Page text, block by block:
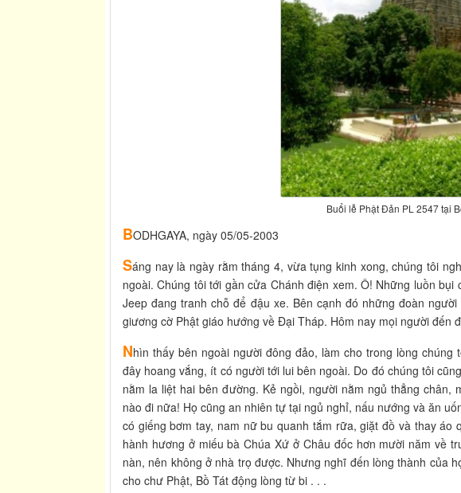
Buổi lễ Phật Đản PL 2547 tại
BODHGAYA, ngày 05/05-2003
Sáng nay là ngày rằm tháng 4, vừa tụng kinh xong, chúng tôi
ngoài. Chúng tôi tới gần cửa Chánh điện xem. Ô! Những luồn
Jeep đang tranh chỗ để đậu xe. Bên cạnh đó những đoàn
giương cờ Phật giáo hướng về Đại Tháp. Hôm nay mọi người đến
Nhìn thấy bên ngoài người đông đảo, làm cho trong lòng
đây hoang vắng, ít có người tới lui bên ngoài. Do đó chúng tôi
nằm la liệt hai bên đường. Kẻ ngồi, người nằm ngủ thẳng
nào đi nữa! Họ cũng an nhiên tự tại ngủ nghỉ, nấu nướng và ăn
có giếng bơm tay, nam nữ bu quanh tắm rữa, giặt đồ và thay áo
hành hương ở miếu bà Chúa Xứ ở Châu đốc hơn mười năm về
nàn, nên không ở nhà trọ được. Nhưng nghĩ đến lòng thành của
cho chư Phật, Bồ Tát động lòng từ bi . . .